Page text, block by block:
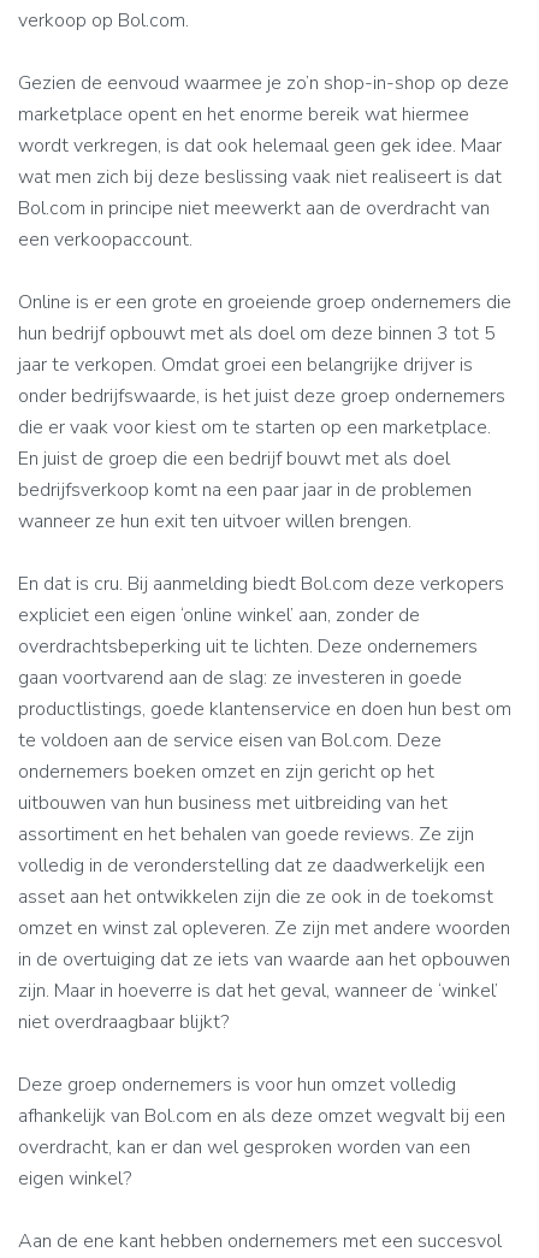
verkoop op Bol.com.
Gezien de eenvoud waarmee je zo’n shop-in-shop op deze
marketplace opent en het enorme bereik wat hiermee
wordt verkregen, is dat ook helemaal geen gek idee. Maar
wat men zich bij deze beslissing vaak niet realiseert is dat
Bol.com in principe niet meewerkt aan de overdracht van
een verkoopaccount.
Online is er een grote en groeiende groep ondernemers die
hun bedrijf opbouwt met als doel om deze binnen 3 tot 5
jaar te verkopen. Omdat groei een belangrijke drijver is
onder bedrijfswaarde, is het juist deze groep ondernemers
die er vaak voor kiest om te starten op een marketplace.
En juist de groep die een bedrijf bouwt met als doel
bedrijfsverkoop komt na een paar jaar in de problemen
wanneer ze hun exit ten uitvoer willen brengen.
En dat is cru. Bij aanmelding biedt Bol.com deze verkopers
expliciet een eigen ‘online winkel’ aan, zonder de
overdrachtsbeperking uit te lichten. Deze ondernemers
gaan voortvarend aan de slag: ze investeren in goede
productlistings, goede klantenservice en doen hun best om
te voldoen aan de service eisen van Bol.com. Deze
ondernemers boeken omzet en zijn gericht op het
uitbouwen van hun business met uitbreiding van het
assortiment en het behalen van goede reviews. Ze zijn
volledig in de veronderstelling dat ze daadwerkelijk een
asset aan het ontwikkelen zijn die ze ook in de toekomst
omzet en winst zal opleveren. Ze zijn met andere woorden
in de overtuiging dat ze iets van waarde aan het opbouwen
zijn. Maar in hoeverre is dat het geval, wanneer de ‘winkel’
niet overdraagbaar blijkt?
Deze groep ondernemers is voor hun omzet volledig
afhankelijk van Bol.com en als deze omzet wegvalt bij een
overdracht, kan er dan wel gesproken worden van een
eigen winkel?
Aan de ene kant hebben ondernemers met een succesvol